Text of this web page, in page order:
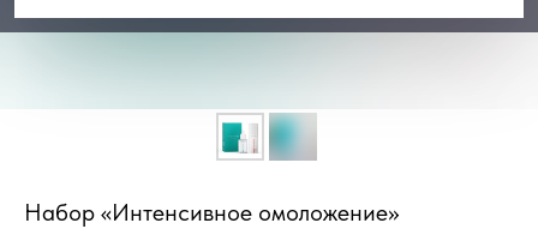
Набор «Интенсивное омоложение»